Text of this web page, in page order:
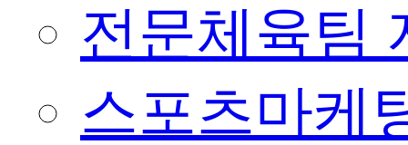
전문체육팀
스포츠마케